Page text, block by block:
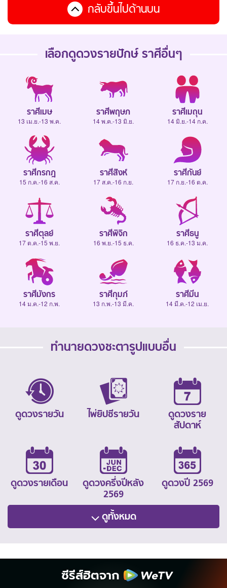
กลับขึ้นไปด้านบน
เลือกดูดวงรายปักษ์ราศีอื่นๆ
ราศีเมษ
13 เม.ย.-13 พ.ค.
ราศีพฤษภ
14 พ.ค.-13 มิ.ย.
ราศีเมถุน
14 มิ.ย.-14 ก.ค.
ราศีกรกฎ
15 ก.ค.-16 ส.ค.
ราศีสิงห์
17 ส.ค.-16 ก.ย.
ราศีกันย์
17 ก.ย.-16 ต.ค.
ราศีตุลย์
17 ต.ค.-15 พ.ย.
ราศีพิจิก
16 พ.ย.-15 ธ.ค.
ราศีธนู
16 ธ.ค.-13 ม.ค.
ราศีมังกร
14 ม.ค.-12 ก.พ.
ราศีกุมภ์
13 ก.พ.-13 มี.ค.
ราศีมีน
14 มี.ค.-12 เม.ย.
ทำนายดวงชะตารูปแบบอื่น
ดูดวงรายวัน ไพ่ยิปซีรายวัน
ดูดวงราย
สัปดาห์
ดูดวงรายเดือน
ดูดวงครึ่งปีหลัง
2569
ดูดวงปี 2569
ดูทั้งหมด
ซีรีส์ฮิตจาก